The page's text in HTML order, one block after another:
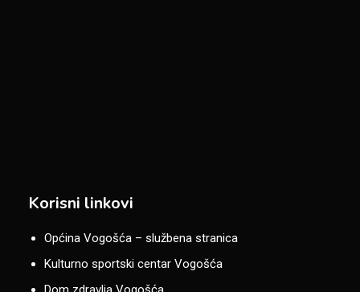
Korisni linkovi
Općina Vogošća – službena stranica
Kulturno sportski centar Vogošća